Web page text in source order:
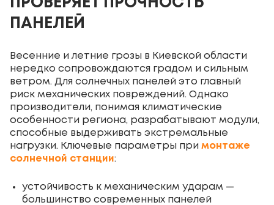
ПРОВЕРЯЕТ ПРОЧНОСТЬ
ПАНЕЛЕЙ
Весенние и летние грозы в Киевской области
нередко сопровождаются градом и сильным
ветром. Для солнечных панелей это главный
риск механических повреждений. Однако
производители, понимая климатические
особенности региона, разрабатывают модули,
способные выдерживать экстремальные
нагрузки. Ключевые параметры при монтаже
солнечной станции:
устойчивость к механическим ударам —
большинство современных панелей